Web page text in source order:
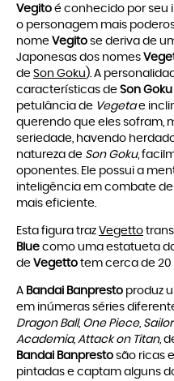
Vegito é conhecido por seu
o personagem mais
nome Vegito se deriva de
Japonesas dos nomes
de Son Goku ). A
características de Son Goku
petulância de Vegetae
querendo que eles sofram,
seriedade, havendo
natureza de Son Goku,
oponentes. Ele possui a
inteligência em combate de
mais eficiente.
Esta figura traz Vegetto
Blue como uma estatueta
de Vegetto tem cerca de 20
A Bandai Banpresto produz
em inúmeras séries
Dragon Ball, One Piece,
Academia, Attack on Titan,
Bandai Banpresto são ricas
pintadas e captam alguns